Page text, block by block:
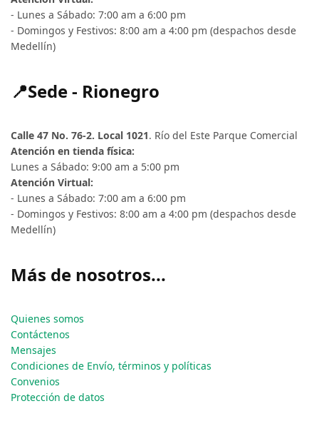
- Lunes a Sábado: 7:00 am a 6:00 pm
- Domingos y Festivos: 8:00 am a 4:00 pm (despachos desde
Medellín)
📍Sede - Rionegro
Calle 47 No. 76-2. Local 1021. Río del Este Parque Comercial
Atención en tienda física:
Lunes a Sábado: 9:00 am a 5:00 pm
Atención Virtual:
- Lunes a Sábado: 7:00 am a 6:00 pm
- Domingos y Festivos: 8:00 am a 4:00 pm (despachos desde
Medellín)
Más de nosotros...
Quienes somos
Contáctenos
Mensajes
Condiciones de Envío, términos y políticas
Convenios
Protección de datos